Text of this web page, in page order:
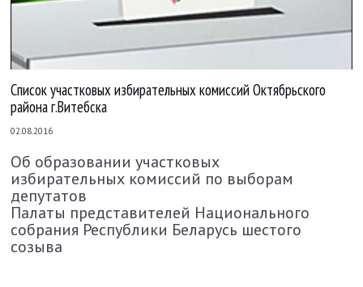
Список участковых избирательных комиссий Октябрьского
района г.Витебска
02.08.2016
Об образовании участковых
избирательных комиссий по выборам
депутатов
Палаты представителей Национального
собрания Республики Беларусь шестого
созыва